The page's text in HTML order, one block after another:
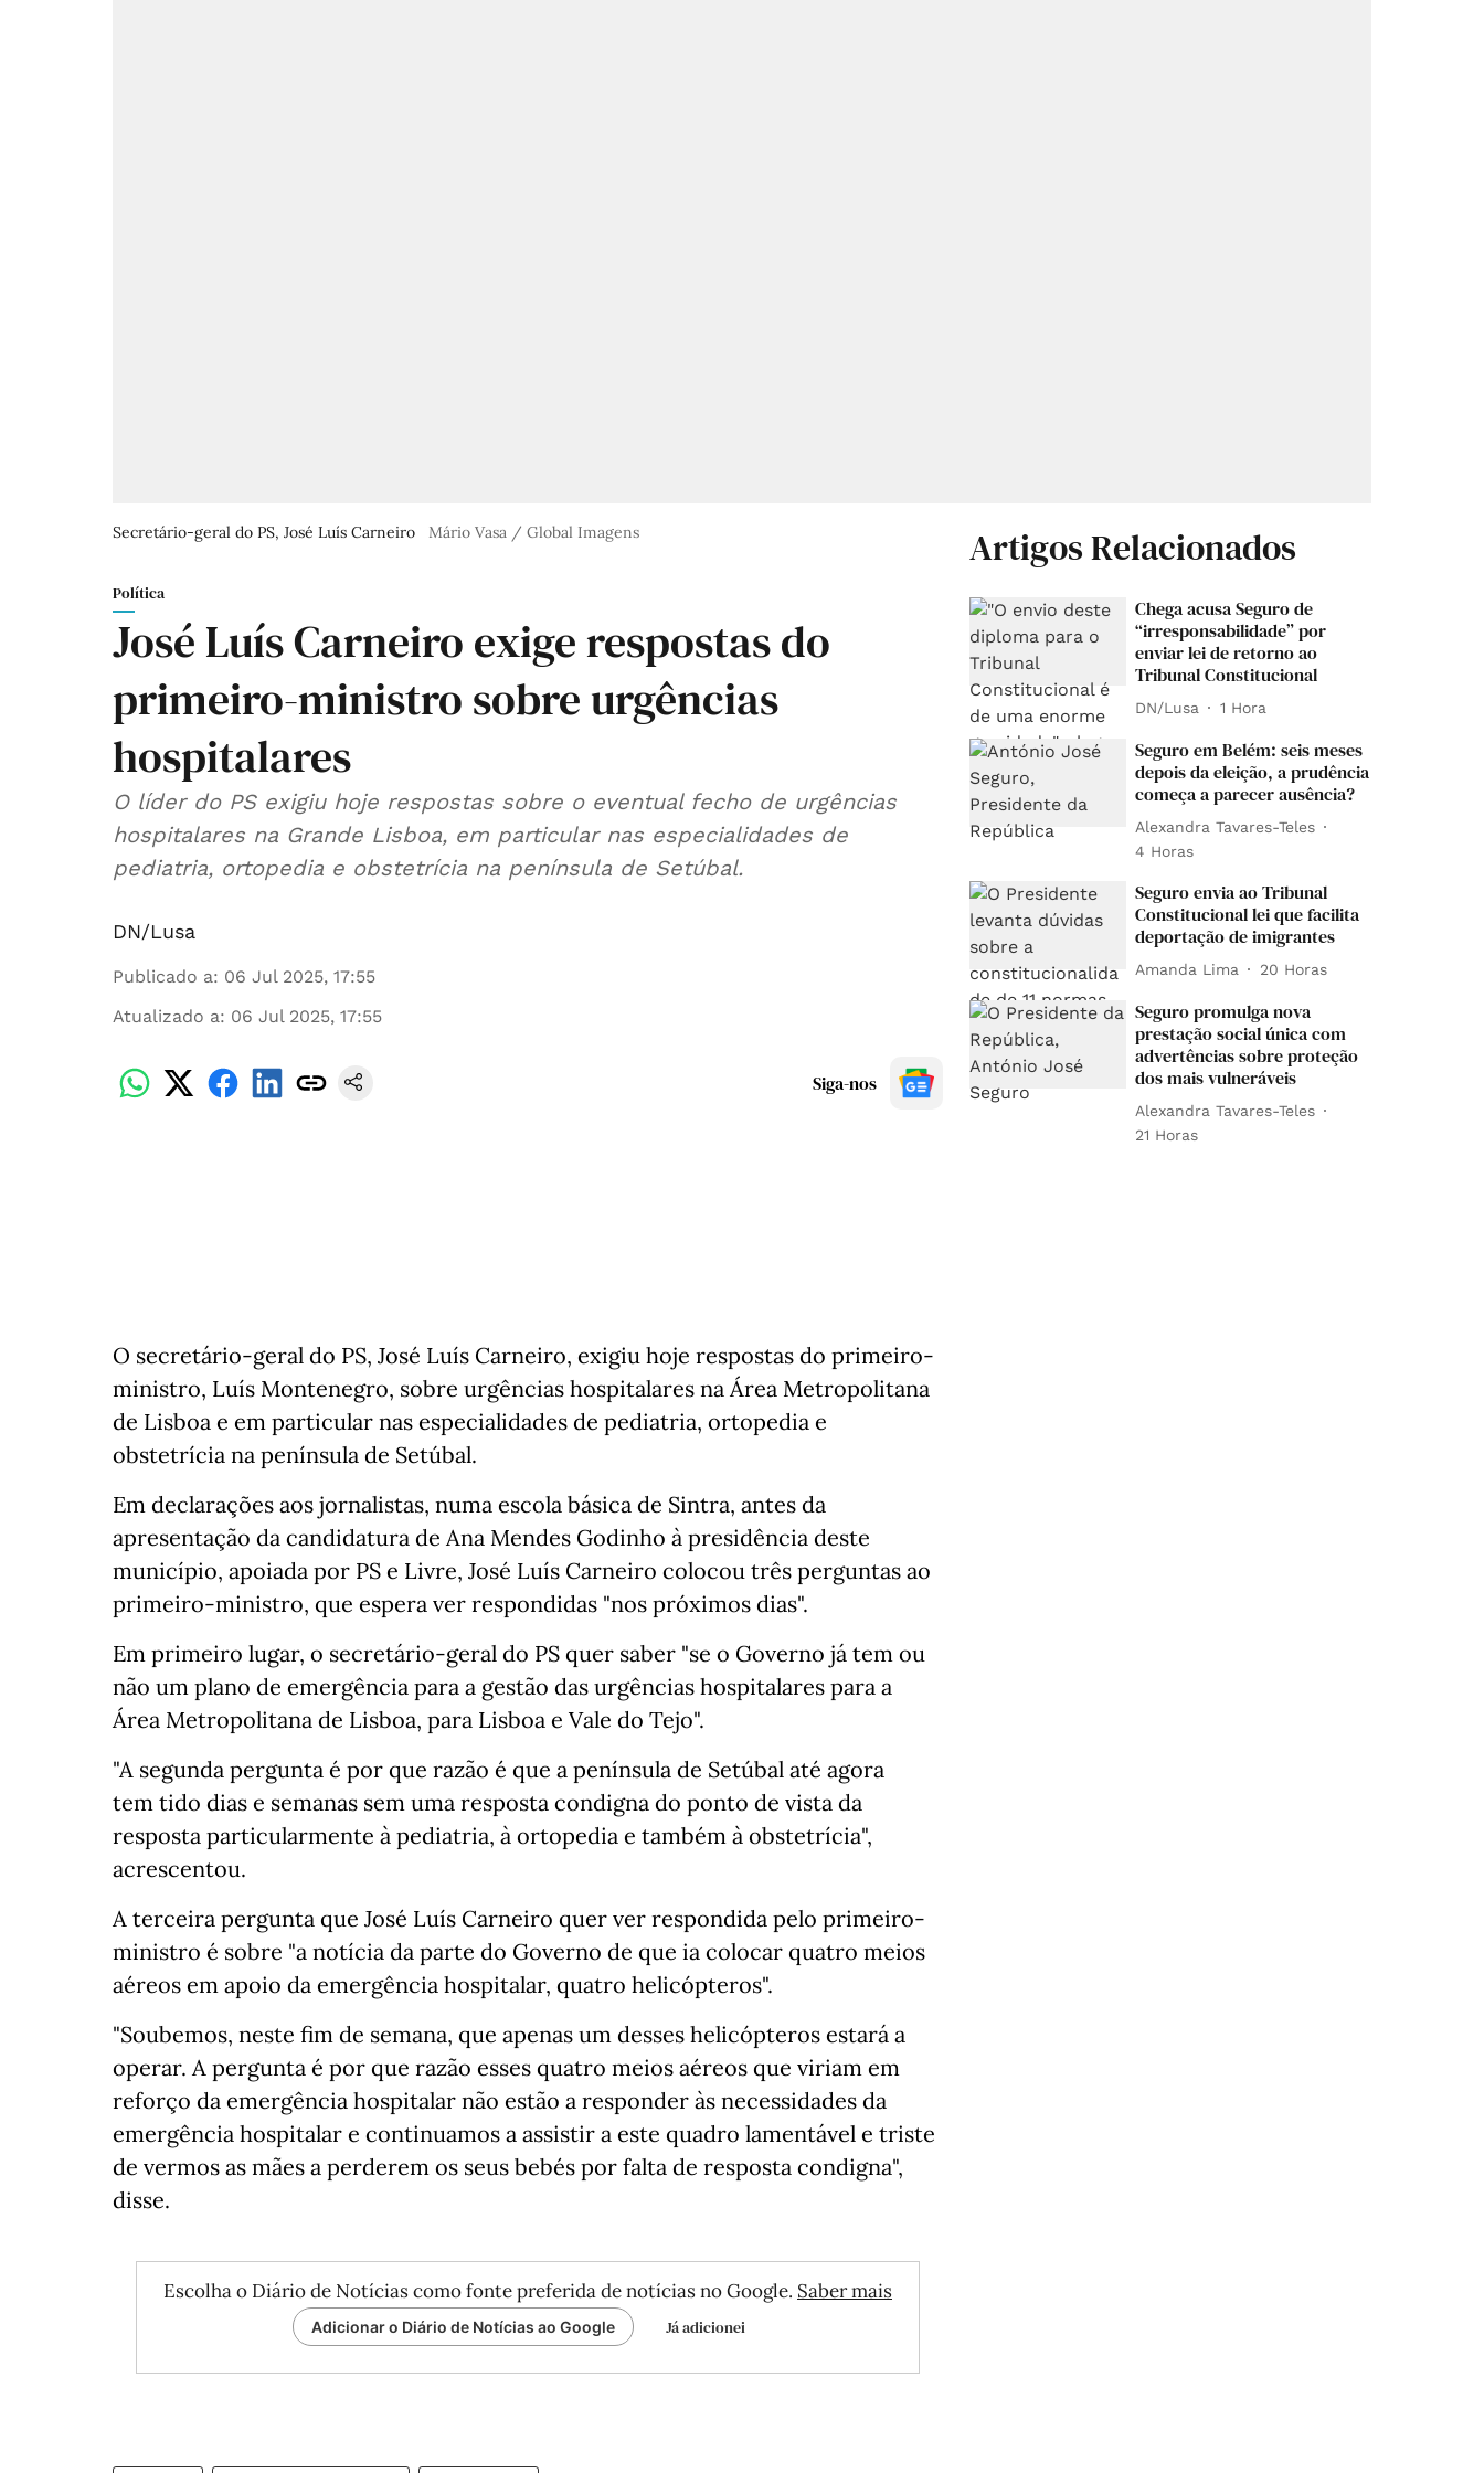
Secretário-geral do PS, José Luís Carneiro Mário Vasa / Global Imagens
Política
José Luís Carneiro exige respostas do
primeiro-ministro sobre urgências
hospitalares
O líder do PS exigiu hoje respostas sobre o eventual fecho de urgências
hospitalares na Grande Lisboa, em particular nas especialidades de
pediatria, ortopedia e obstetrícia na península de Setúbal.
DN/Lusa
Publicado a: 06 Jul 2025, 17:55
Atualizado a: 06 Jul 2025, 17:55
Siga-nos
O secretário-geral do PS, José Luís Carneiro, exigiu hoje respostas do primeiro-
ministro, Luís Montenegro, sobre urgências hospitalares na Área Metropolitana
de Lisboa e em particular nas especialidades de pediatria, ortopedia e
obstetrícia na península de Setúbal.
Em declarações aos jornalistas, numa escola básica de Sintra, antes da
apresentação da candidatura de Ana Mendes Godinho à presidência deste
município, apoiada por PS e Livre, José Luís Carneiro colocou três perguntas ao
primeiro-ministro, que espera ver respondidas "nos próximos dias".
Em primeiro lugar, o secretário-geral do PS quer saber "se o Governo já tem ou
não um plano de emergência para a gestão das urgências hospitalares para a
Área Metropolitana de Lisboa, para Lisboa e Vale do Tejo".
"A segunda pergunta é por que razão é que a península de Setúbal até agora
tem tido dias e semanas sem uma resposta condigna do ponto de vista da
resposta particularmente à pediatria, à ortopedia e também à obstetrícia",
acrescentou.
A terceira pergunta que José Luís Carneiro quer ver respondida pelo primeiro-
ministro é sobre "a notícia da parte do Governo de que ia colocar quatro meios
aéreos em apoio da emergência hospitalar, quatro helicópteros".
"Soubemos, neste fim de semana, que apenas um desses helicópteros estará a
operar. A pergunta é por que razão esses quatro meios aéreos que viriam em
reforço da emergência hospitalar não estão a responder às necessidades da
emergência hospitalar e continuamos a assistir a este quadro lamentável e triste
de vermos as mães a perderem os seus bebés por falta de resposta condigna",
disse.
Escolha o Diário de Notícias como fonte preferida de notícias no Google. Saber mais
Adicionar o Diário de Notícias ao Google Já adicionei
Artigos Relacionados
Chega acusa Seguro de
“irresponsabilidade” por
enviar lei de retorno ao
Tribunal Constitucional
DN/Lusa 1 Hora
Seguro em Belém: seis meses
depois da eleição, a prudência
começa a parecer ausência?
Alexandra Tavares-Teles
4 Horas
Seguro envia ao Tribunal
Constitucional lei que facilita
deportação de imigrantes
Amanda Lima 20 Horas
Seguro promulga nova
prestação social única com
advertências sobre proteção
dos mais vulneráveis
Alexandra Tavares-Teles
21 Horas